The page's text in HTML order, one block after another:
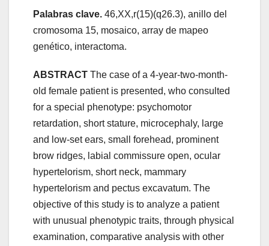
Palabras clave. 46,XX,r(15)(q26.3), anillo del
cromosoma 15, mosaico, array de mapeo
genético, interactoma.
ABSTRACT The case of a 4-year-two-month-
old female patient is presented, who consulted
for a special phenotype: psychomotor
retardation, short stature, microcephaly, large
and low-set ears, small forehead, prominent
brow ridges, labial commissure open, ocular
hypertelorism, short neck, mammary
hypertelorism and pectus excavatum. The
objective of this study is to analyze a patient
with unusual phenotypic traits, through physical
examination, comparative analysis with other